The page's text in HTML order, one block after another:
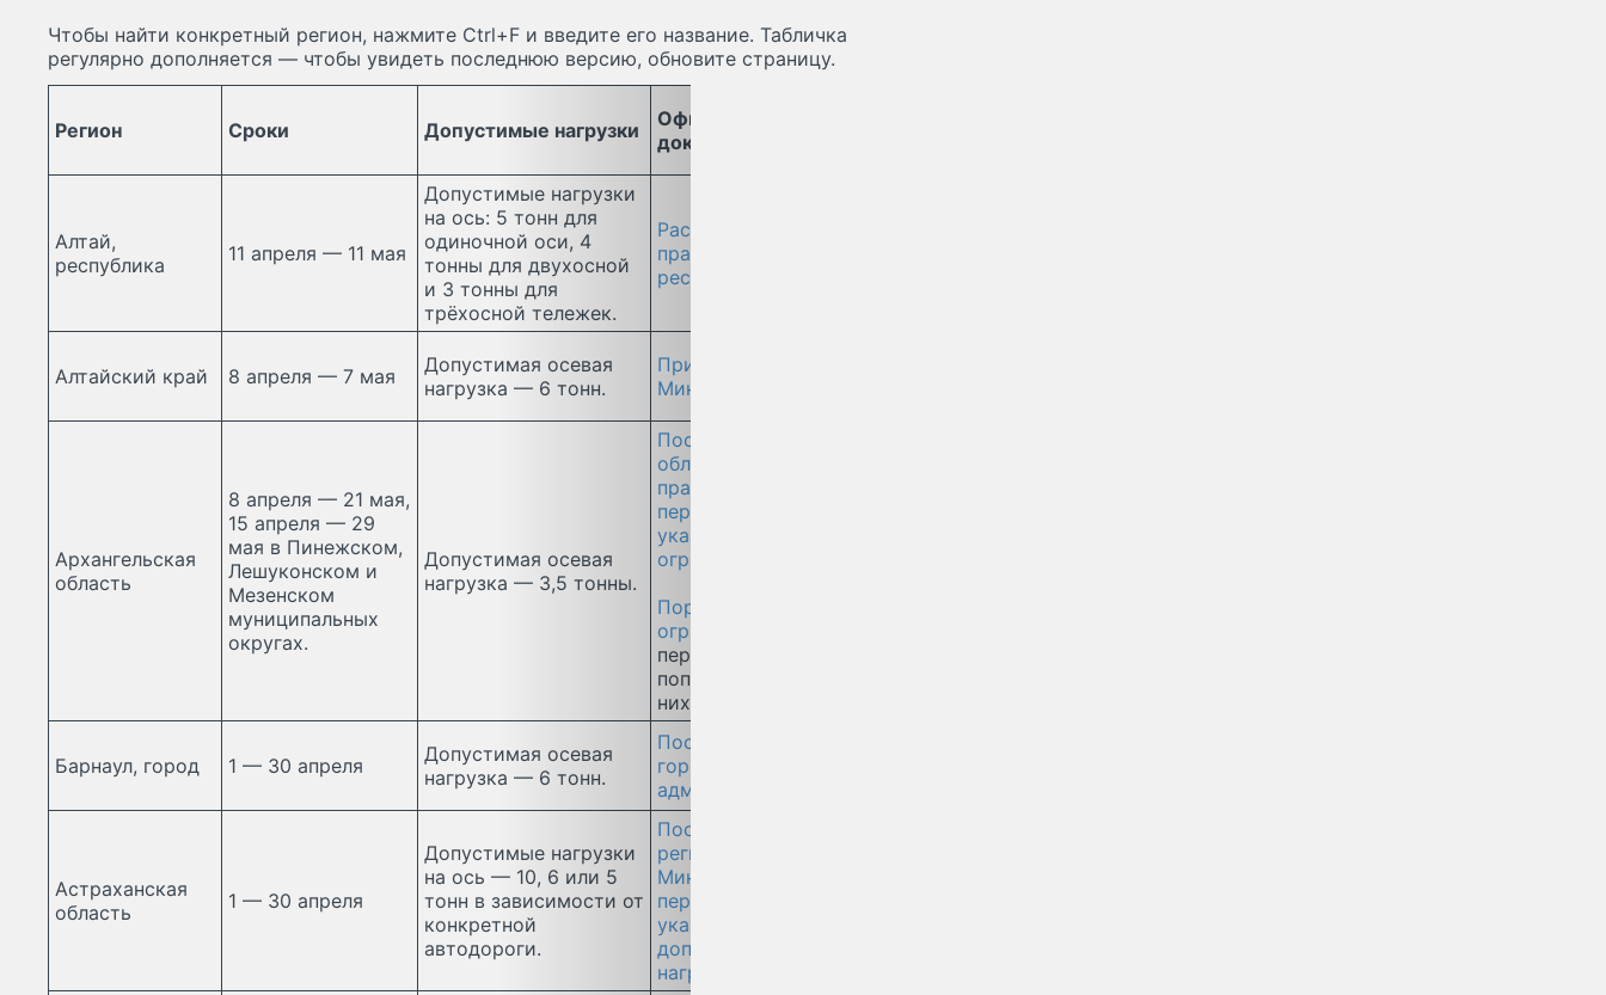
Чтобы найти конкретный регион, нажмите Ctrl+F и введите его название. Табличка
регулярно дополняется — чтобы увидеть последнюю версию, обновите страницу.
Регион Сроки Допустимые нагрузки
Официальные
документы
Алтай,
республика
11 апреля — 11 мая
Допустимые нагрузки
на ось: 5 тонн для
одиночной оси, 4
тонны для двухосной
и 3 тонны для
трёхосной тележек.
Распоряжение
правительства
республики Алтай.
Алтайский край 8 апреля — 7 мая
Допустимая осевая
нагрузка — 6 тонн.
Приказ краевого
Минтрранса
Архангельская
область
8 апреля — 21 мая,
15 апреля — 29
мая в Пинежском,
Лешуконском и
Мезенском
муниципальных
округах.
Допустимая осевая
нагрузка — 3,5 тонны.
Постановление
областного
правительства с
перечнем районов и
указанием дат
ограничений
Порядок действия
ограничений
перечнем грузов, не
попадающих под
них.
Барнаул, город 1 — 30 апреля
Допустимая осевая
нагрузка — 6 тонн.
Постановление
городской
администрации
Астраханская
область
1 — 30 апреля
Допустимые нагрузки
на ось — 10, 6 или 5
тонн в зависимости от
конкретной
автодороги.
Постановление
регионального
Минтранса с
перечнем дорог и
указанием
допустимых осевых
нагрузок